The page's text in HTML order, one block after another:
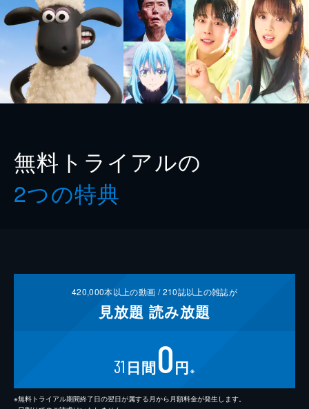
無料トライアルの
2つの特典
420,000本以上の動画 /210誌以上の雑誌が
見放題 読み放題
31 日間0円 ※
※無料トライアル期間終了日の翌日が属する月から月額料金が発生します。